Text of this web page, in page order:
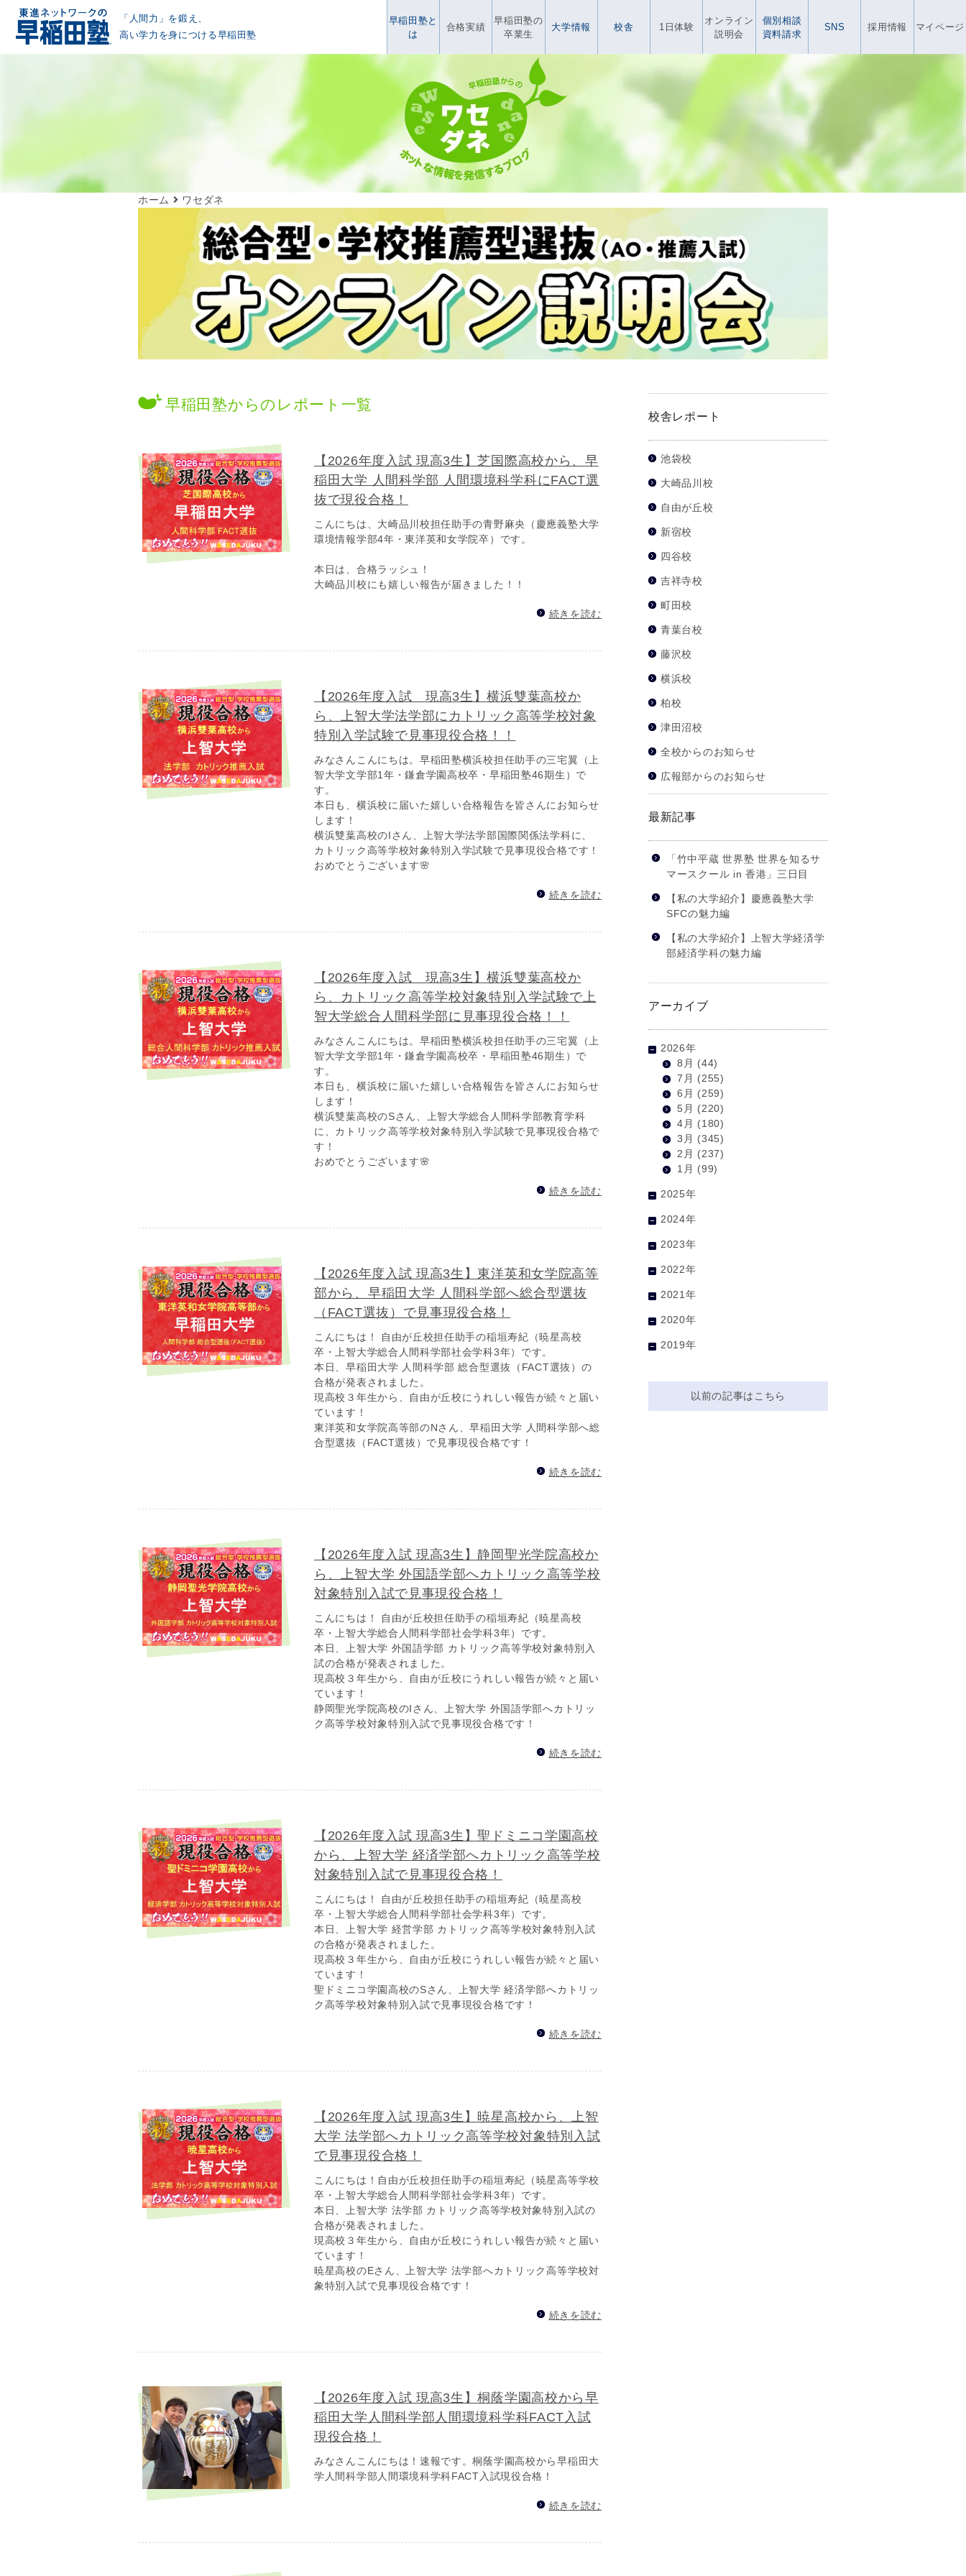
「人間力」を鍛え、
高い学力を身につける早稲田塾
早稲田塾と
は
合格実績
早稲田塾の
卒業生
大学情報 校舎 1日体験
オンライン
説明会
個別相談
資料請求
SNS 採用情報 マイページ
ホーム ワセダネ
早稲田塾からのレポート一覧
【2026年度入試 現高3生】芝国際高校から、早
稲田大学 人間科学部 人間環境科学科にFACT選
抜で現役合格！
こんにちは、大崎品川校担任助手の青野麻央（慶應義塾大学
環境情報学部4年・東洋英和女学院卒）です。
本日は、合格ラッシュ！
大崎品川校にも嬉しい報告が届きました！！
続きを読む
【2026年度入試 現高3生】横浜雙葉高校か
ら、上智大学法学部にカトリック高等学校対象
特別入学試験で見事現役合格！！
みなさんこんにちは。早稲田塾横浜校担任助手の三宅翼（上
智大学文学部1年・鎌倉学園高校卒・早稲田塾46期生）で
す。
本日も、横浜校に届いた嬉しい合格報告を皆さんにお知らせ
します！
横浜雙葉高校のIさん、上智大学法学部国際関係法学科に、
カトリック高等学校対象特別入学試験で見事現役合格です！
おめでとうございます🌸
続きを読む
【2026年度入試 現高3生】横浜雙葉高校か
ら、カトリック高等学校対象特別入学試験で上
智大学総合人間科学部に見事現役合格！！
みなさんこんにちは。早稲田塾横浜校担任助手の三宅翼（上
智大学文学部1年・鎌倉学園高校卒・早稲田塾46期生）で
す。
本日も、横浜校に届いた嬉しい合格報告を皆さんにお知らせ
します！
横浜雙葉高校のSさん、上智大学総合人間科学部教育学科
に、カトリック高等学校対象特別入学試験で見事現役合格で
す！
おめでとうございます🌸
続きを読む
【2026年度入試 現高3生】東洋英和女学院高等
部から、早稲田大学 人間科学部へ総合型選抜
（FACT選抜）で見事現役合格！
こんにちは！ 自由が丘校担任助手の稲垣寿紀（暁星高校
卒・上智大学総合人間科学部社会学科3年）です。
本日、早稲田大学 人間科学部 総合型選抜（FACT選抜）の
合格が発表されました。
現高校３年生から、自由が丘校にうれしい報告が続々と届い
ています！
東洋英和女学院高等部のNさん、早稲田大学 人間科学部へ総
合型選抜（FACT選抜）で見事現役合格です！
続きを読む
【2026年度入試 現高3生】静岡聖光学院高校か
ら、上智大学 外国語学部へカトリック高等学校
対象特別入試で見事現役合格！
こんにちは！ 自由が丘校担任助手の稲垣寿紀（暁星高校
卒・上智大学総合人間科学部社会学科3年）です。
本日、上智大学 外国語学部 カトリック高等学校対象特別入
試の合格が発表されました。
現高校３年生から、自由が丘校にうれしい報告が続々と届い
ています！
静岡聖光学院高校のIさん、上智大学 外国語学部へカトリッ
ク高等学校対象特別入試で見事現役合格です！
続きを読む
【2026年度入試 現高3生】聖ドミニコ学園高校
から、上智大学 経済学部へカトリック高等学校
対象特別入試で見事現役合格！
こんにちは！ 自由が丘校担任助手の稲垣寿紀（暁星高校
卒・上智大学総合人間科学部社会学科3年）です。
本日、上智大学 経営学部 カトリック高等学校対象特別入試
の合格が発表されました。
現高校３年生から、自由が丘校にうれしい報告が続々と届い
ています！
聖ドミニコ学園高校のSさん、上智大学 経済学部へカトリッ
ク高等学校対象特別入試で見事現役合格です！
続きを読む
【2026年度入試 現高3生】暁星高校から、上智
大学 法学部へカトリック高等学校対象特別入試
で見事現役合格！
こんにちは！自由が丘校担任助手の稲垣寿紀（暁星高等学校
卒・上智大学総合人間科学部社会学科3年）です。
本日、上智大学 法学部 カトリック高等学校対象特別入試の
合格が発表されました。
現高校３年生から、自由が丘校にうれしい報告が続々と届い
ています！
暁星高校のEさん、上智大学 法学部へカトリック高等学校対
象特別入試で見事現役合格です！
続きを読む
【2026年度入試 現高3生】桐蔭学園高校から早
稲田大学人間科学部人間環境科学科FACT入試
現役合格！
みなさんこんにちは！速報です。桐蔭学園高校から早稲田大
学人間科学部人間環境科学科FACT入試現役合格！
続きを読む
校舎レポート
池袋校
大崎品川校
自由が丘校
新宿校
四谷校
吉祥寺校
町田校
青葉台校
藤沢校
横浜校
柏校
津田沼校
全校からのお知らせ
広報部からのお知らせ
最新記事
「竹中平蔵 世界塾 世界を知るサ
マースクール in 香港」三日目
【私の大学紹介】慶應義塾大学
SFCの魅力編
【私の大学紹介】上智大学経済学
部経済学科の魅力編
アーカイブ
2026年
8月 (44)
7月 (255)
6月 (259)
5月 (220)
4月 (180)
3月 (345)
2月 (237)
1月 (99)
2025年
2024年
2023年
2022年
2021年
2020年
2019年
以前の記事はこちら